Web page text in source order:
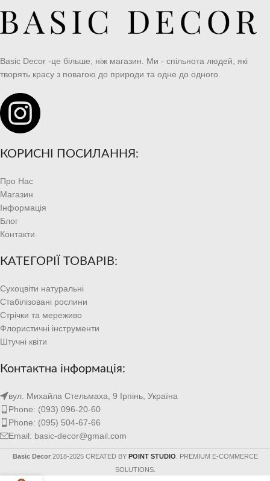
Basic Decor -це більше, ніж магазин. Ми - спільнота людей, які
творять красу з повагою до природи та одне до одного.
КОРИСНІ ПОСИЛАННЯ:
Про Нас
Магазин
Інформація
Блог
Контакти
КАТЕГОРІЇ ТОВАРІВ:
Сухоцвіти натуральні
Стабілізовані рослини
Стрічки та мереживо
Флористичні інструменти
Штучні квіти
Контактна інформація:
вул. Михайла Стельмаха, 9 Ірпінь, Україна
Phone: (093) 096-20-60
Phone: (095) 504-67-66
Email: basic-decor@gmail.com
Basic Decor 2018-2025 CREATED BY POINT STUDIO . PREMIUM E-COMMERCE
SOLUTIONS.